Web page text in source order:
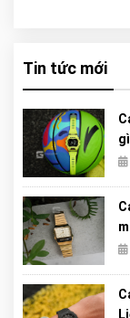
Tin tức mới